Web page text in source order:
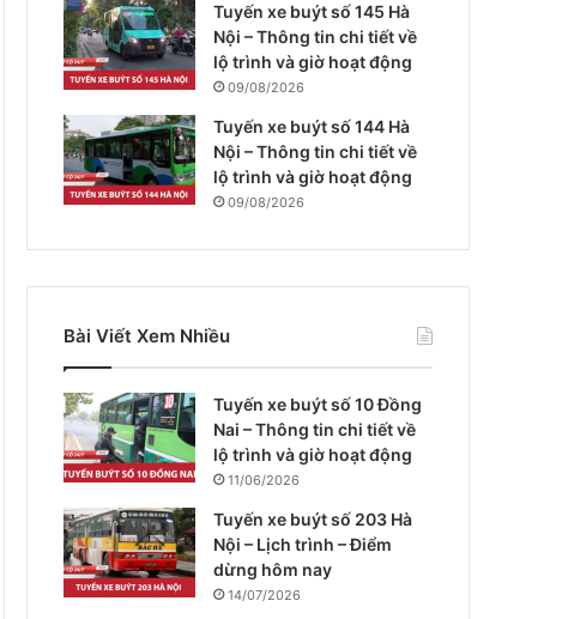
Tuyến xe buýt số 145 Hà
Nội – Thông tin chi tiết về
lộ trình và giờ hoạt động
09/08/2026
Tuyến xe buýt số 144 Hà
Nội – Thông tin chi tiết về
lộ trình và giờ hoạt động
09/08/2026
Bài Viết Xem Nhiều
Tuyến xe buýt số 10 Đồng
Nai – Thông tin chi tiết về
lộ trình và giờ hoạt động
11/06/2026
Tuyến xe buýt số 203 Hà
Nội – Lịch trình – Điểm
dừng hôm nay
14/07/2026